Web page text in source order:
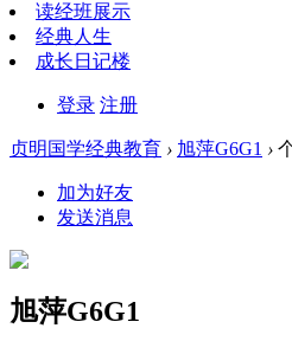
读经班展示
经典人生
成长日记楼
登录 注册
贞明国学经典教育 › 旭萍G6G1 ›
加为好友
发送消息
旭萍G6G1